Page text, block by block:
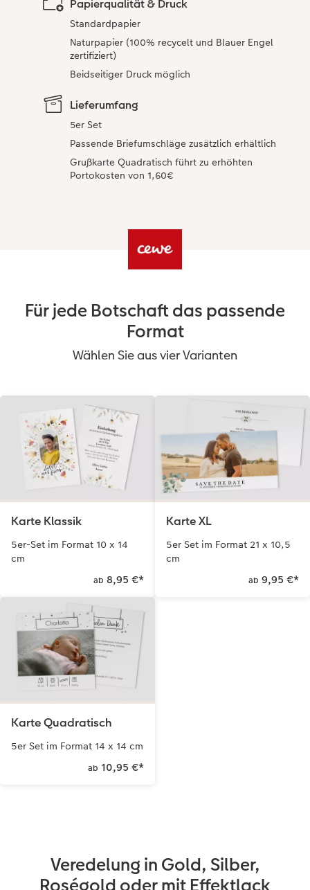
Papierqualität & Druck
Standardpapier
Naturpapier (100% recycelt und Blauer Engel
zertifiziert)
Beidseitiger Druck möglich
Lieferumfang
5er Set
Passende Briefumschläge zusätzlich erhältlich
Grußkarte Quadratisch führt zu erhöhten
Portokosten von 1,60€
Für jede Botschaft das passende
Format
Wählen Sie aus vier Varianten
Karte Klassik
5er-Set im Format 10 x 14
cm
ab 8,95 €*
Karte XL
5er Set im Format 21 x 10,5
cm
ab 9,95 €*
Karte Quadratisch
5er Set im Format 14 x 14 cm
ab 10,95 €*
Veredelung in Gold, Silber,